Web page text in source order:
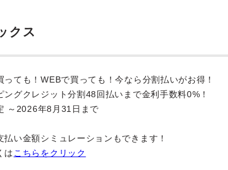
クス
っても！WEBで買っても！今なら分割払いがお得！
ングクレジット分割48回払いまで金利手数料0%！
～2026年8月31日まで
払い金額シミュレーションもできます！
は こちらをクリック